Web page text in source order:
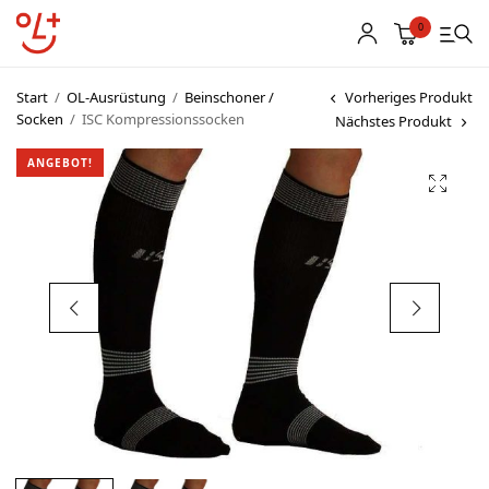
0
Start / OL-Ausrüstung / Beinschoner /
Socken / ISC Kompressionssocken
Vorheriges Produkt
Nächstes Produkt
ANGEBOT!
Shop
Vereinsbekleidung
Startnummern
Textildruck
OL Karten